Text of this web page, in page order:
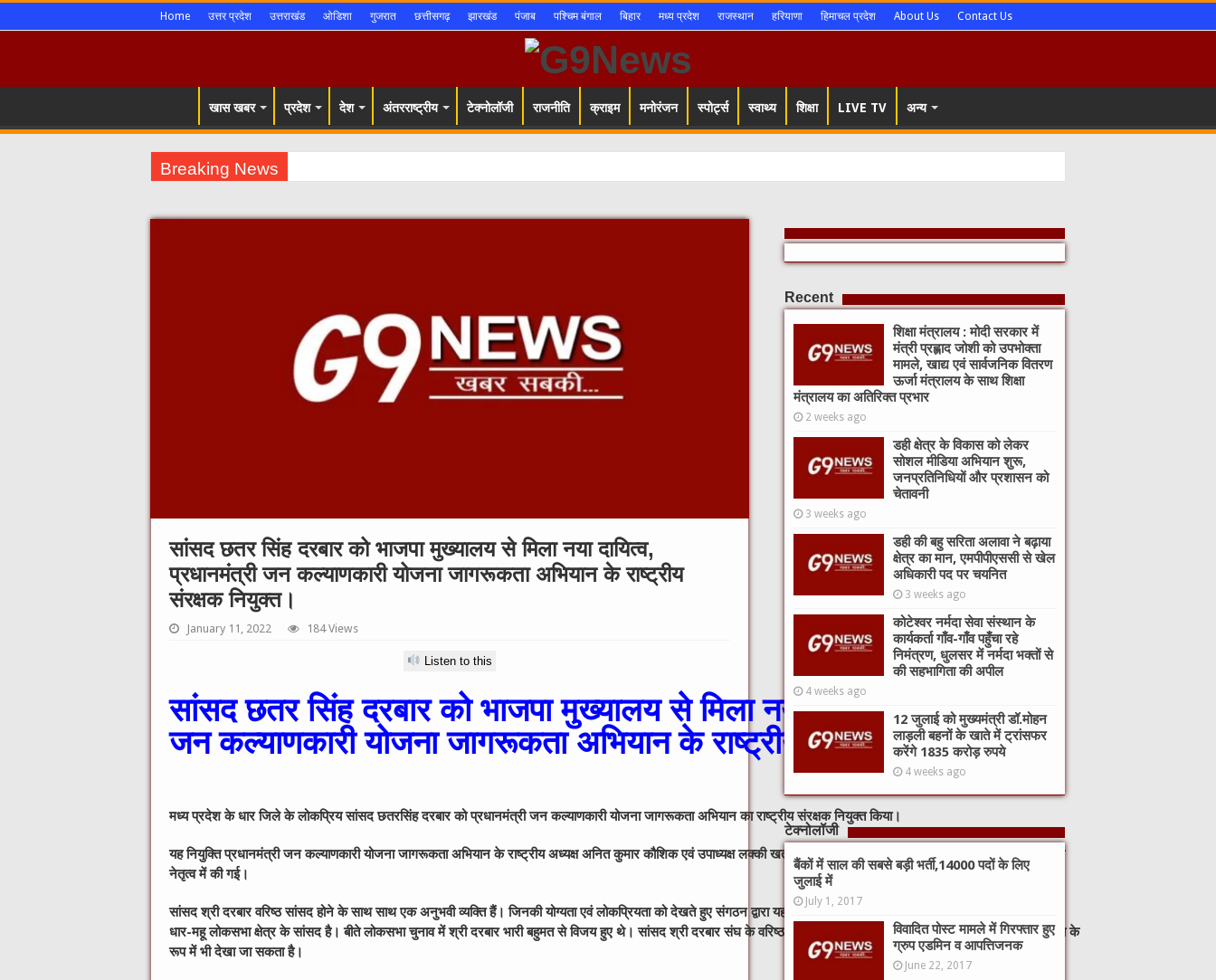
Home उत्तर प्रदेश उत्तराखंड ओडिशा गुजरात छत्तीसगढ़ झारखंड पंजाब पश्चिम बंगाल बिहार मध्य प्रदेश राजस्थान हरियाणा हिमाचल प्रदेश About Us Contact Us
खास खबर प्रदेश देश अंतरराष्ट्रीय टेक्नोलॉजी राजनीति क्राइम मनोरंजन स्पोर्ट्स स्वाथ्य शिक्षा LIVE TV अन्य
Breaking News
सांसद छतर सिंह दरबार को भाजपा मुख्यालय से मिला नया दायित्व,
प्रधानमंत्री जन कल्याणकारी योजना जागरूकता अभियान के राष्ट्रीय
संरक्षक नियुक्त।
January 11, 2022 184 Views
Listen to this
सांसद छतर सिंह दरबार को भाजपा मुख्यालय से मिला नया दायित्व, प्रधानमंत्री
जन कल्याणकारी योजना जागरूकता अभियान के राष्ट्रीय संरक्षक नियुक्त।
मध्य प्रदेश के धार जिले के लोकप्रिय सांसद छतरसिंह दरबार को प्रधानमंत्री जन कल्याणकारी योजना जागरूकता अभियान का राष्ट्रीय संरक्षक नियुक्त किया।
यह नियुक्ति प्रधानमंत्री जन कल्याणकारी योजना जागरूकता अभियान के राष्ट्रीय अध्यक्ष अनित कुमार कौशिक एवं उपाध्यक्ष लक्की खत्री के निर्देशानुसार तथा राष्ट्रीय महासचिव ईश्वर सिंह नेगी के
नेतृत्व में की गई।
सांसद श्री दरबार वरिष्ठ सांसद होने के साथ साथ एक अनुभवी व्यक्ति हैं। जिनकी योग्यता एवं लोकप्रियता को देखते हुए संगठन द्वारा यह निर्णय लिया गया। ज्ञात हो श्री दरबार आदिवासी बाहुल्य जिले
धार-महू लोकसभा क्षेत्र के सांसद है। बीते लोकसभा चुनाव में श्री दरबार भारी बहुमत से विजय हुए थे। सांसद श्री दरबार संघ के वरिष्ठ पदाधिकारी भी है। साथ ही उन्हें जिला भाजपा के सक्रिय नेता के
रूप में भी देखा जा सकता है।
Recent
शिक्षा मंत्रालय : मोदी सरकार में
मंत्री प्रह्लाद जोशी को उपभोक्ता
मामले, खाद्य एवं सार्वजनिक वितरण
ऊर्जा मंत्रालय के साथ शिक्षा
मंत्रालय का अतिरिक्त प्रभार
2 weeks ago
डही क्षेत्र के विकास को लेकर
सोशल मीडिया अभियान शुरू,
जनप्रतिनिधियों और प्रशासन को
चेतावनी
3 weeks ago
डही की बहु सरिता अलावा ने बढ़ाया
क्षेत्र का मान, एमपीपीएससी से खेल
अधिकारी पद पर चयनित
3 weeks ago
कोटेश्वर नर्मदा सेवा संस्थान के
कार्यकर्ता गाँव-गाँव पहुँचा रहे
निमंत्रण, धुलसर में नर्मदा भक्तों से
की सहभागिता की अपील
4 weeks ago
12 जुलाई को मुख्यमंत्री डॉ.मोहन
लाड़ली बहनों के खाते में ट्रांसफर
करेंगे 1835 करोड़ रुपये
4 weeks ago
टेक्नोलॉजी
बैंकों में साल की सबसे बड़ी भर्ती,14000 पदों के लिए
जुलाई में
July 1, 2017
विवादित पोस्ट मामले में गिरफ्तार हुए
ग्रुप एडमिन व आपत्तिजनक
June 22, 2017